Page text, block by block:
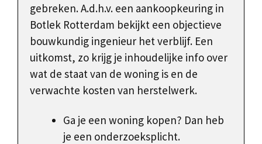
gebreken. A.d.h.v. een aankoopkeuring in
Botlek Rotterdam bekijkt een objectieve
bouwkundig ingenieur het verblijf. Een
uitkomst, zo krijg je inhoudelijke info over
wat de staat van de woning is en de
verwachte kosten van herstelwerk.
Ga je een woning kopen? Dan heb
je een onderzoeksplicht.